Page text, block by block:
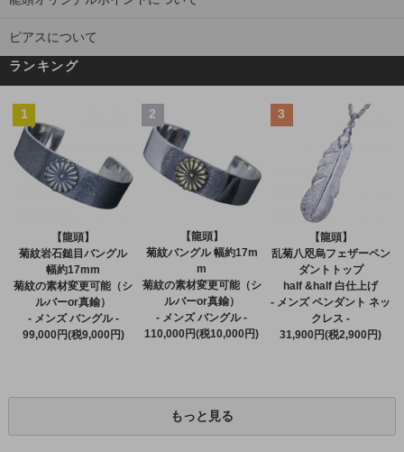
ピアスについて
ランキング
1
【龍頭】
菊紋岩石鎚目バングル
幅約17mm
菊紋の素材変更可能（シ
ルバーor真鍮）
- メンズ バングル -
99,000円(税9,000円)
2
【龍頭】
菊紋バングル 幅約17m
m
菊紋の素材変更可能（シ
ルバーor真鍮）
- メンズ バングル -
110,000円(税10,000円)
3
【龍頭】
乱菊八咫烏フェザーペン
ダントトップ
half &half 白仕上げ
- メンズ ペンダント ネッ
クレス -
31,900円(税2,900円)
もっと見る